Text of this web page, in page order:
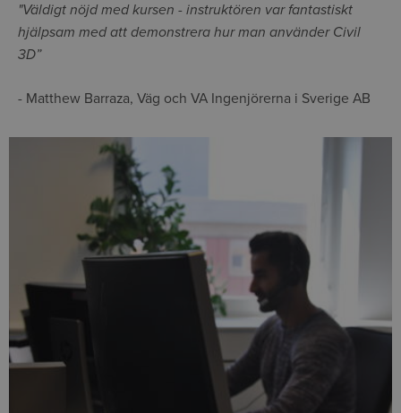
"Väldigt nöjd med kursen - instruktören var fantastiskt
hjälpsam med att demonstrera hur man använder Civil
3D”
- Matthew Barraza, Väg och VA Ingenjörerna i Sverige AB